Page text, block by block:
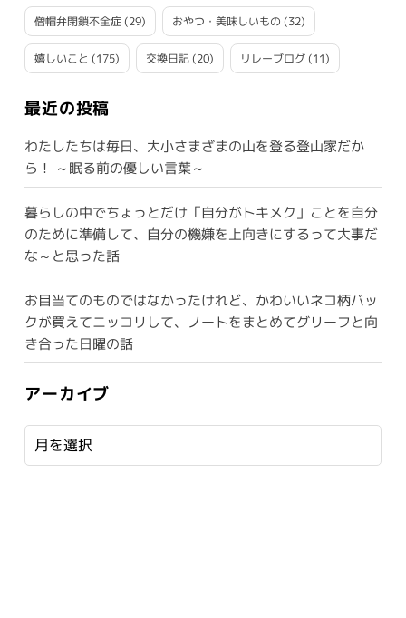
僧帽弁閉鎖不全症(29) おやつ・美味しいもの (32)
嬉しいこと (175) 交換日記(20) リレーブログ(11)
最近の投稿
わたしたちは毎日、大小さまざまの山を登る登山家だか
ら！ ～眠る前の優しい言葉～
暮らしの中でちょっとだけ「自分がトキメク」ことを自分
のために準備して、自分の機嫌を上向きにするって大事だ
な～と思った話
お目当てのものではなかったけれど、かわいいネコ柄バッ
クが買えてニッコリして、ノートをまとめてグリーフと向
き合った日曜の話
アーカイブ